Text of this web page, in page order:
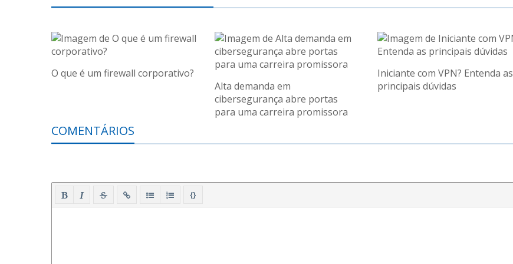
O que é um firewall corporativo?
Alta demanda em
cibersegurança abre portas
para uma carreira promissora
Iniciante com VPN? Entenda as
principais dúvidas
COMENTÁRIOS
{}